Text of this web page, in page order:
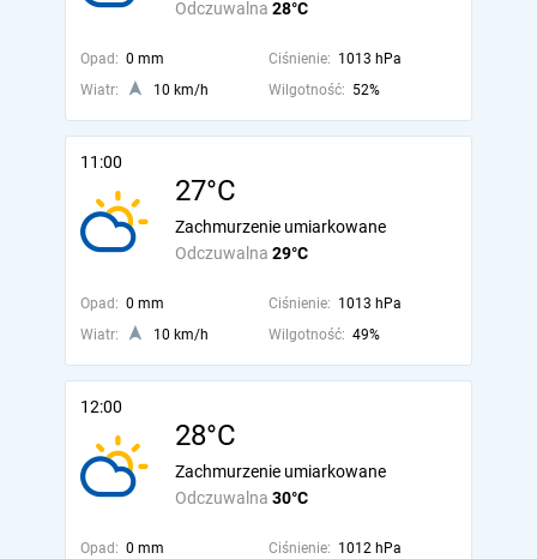
Odczuwalna 28°C
Opad: 0 mm Ciśnienie: 1013 hPa
Wiatr:
10 km/h Wilgotność: 52%
11:00
27°C
Odczuwalna 29°C
Zachmurzenie umiarkowane
Opad: 0 mm Ciśnienie: 1013 hPa
Wiatr:
10 km/h Wilgotność: 49%
12:00
28°C
Odczuwalna 30°C
Zachmurzenie umiarkowane
Opad: 0 mm Ciśnienie: 1012 hPa